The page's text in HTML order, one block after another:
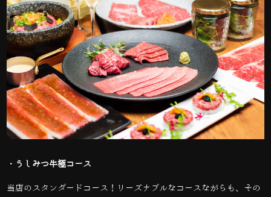
・うしみつ牛極コース
当店のスタンダードコース！リーズナブルなコースながらも、その